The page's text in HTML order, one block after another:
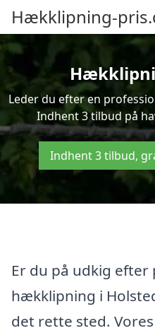
Hækklipning-
Leder du efter en
Indhent 3 tilbud på
Indhent 3 tilbud,
Er du på udkig efter
hækklipning i
det rette sted.